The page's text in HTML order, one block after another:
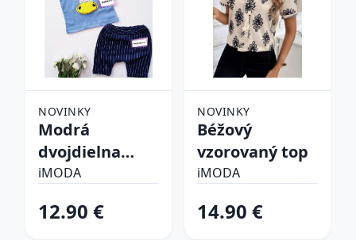
NOVINKY
Modrá
dvojdielna
bavlnená
iMODA
12.90 €
NOVINKY
Béžový
vzorovaný top
iMODA
14.90 €